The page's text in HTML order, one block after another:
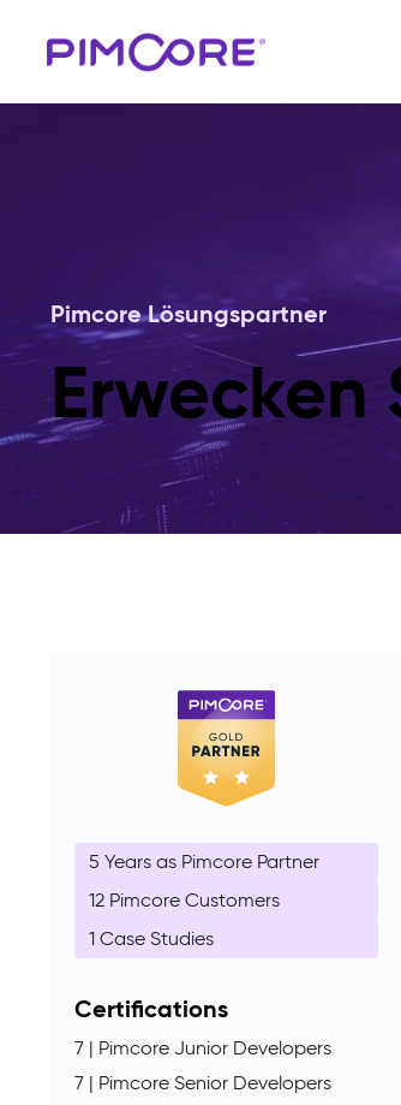
Pimcore Lösungspartner
Erwecken
5 Years as Pimcore Partner
12 Pimcore Customers
1 Case Studies
Certifications
7 | Pimcore Junior Developers
7 | Pimcore Senior Developers